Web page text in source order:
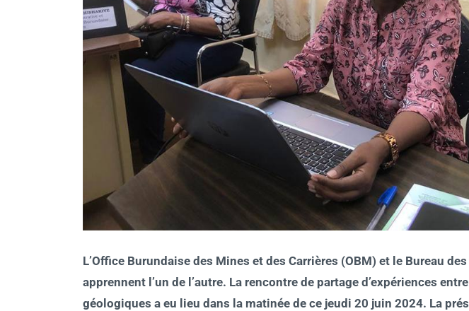
L’Office Burundaise des Mines et des Carrières (OBM) et le Bureau
apprennent l’un de l’autre. La rencontre de partage d’expériences
géologiques a eu lieu dans la matinée de ce jeudi 20 juin 2024. La